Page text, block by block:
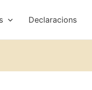
Declaracions